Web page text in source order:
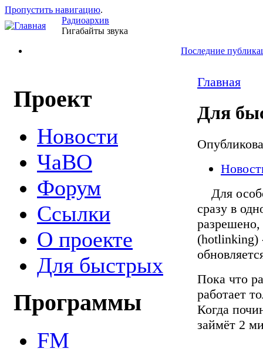
Пропустить навигацию.
Радиоархив
Гигабайты звука
Последние
Проект
Новости
ЧаВО
Форум
Ссылки
О проекте
Для быстрых
Программы
FM
Главная
Для
Для
сразу в
(hotlinking)
Пока что
работает
Когда
займёт 2